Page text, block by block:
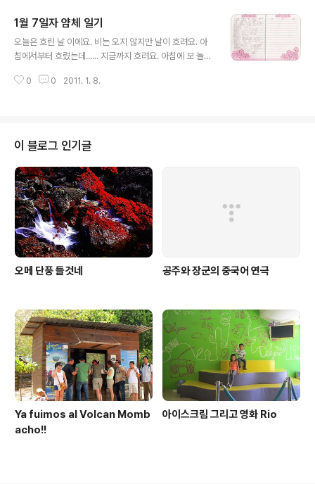
야~ ㅎㅎㅎㅎ 이번에도.. 신발이 무거워서 좀 쉬는거에요~
주로 난간에 매달려서 다니는 장군.. 그래도 즐겁네요^^ 공
주도.. 또 다른 아이들도 난간을 사랑하는 군요~ 열심히 난
답게 시종일관 넘어지고 기어가고 난간에 매달리고 하지만
1월 7일자 얌체 일기
오늘은 흐린 날 이에요. 비는 오지 않지만 날이 흐려요. 아
침에서부터 흐렸는데...... 지금까지 흐려요. 아침에 모 놀지
어요. Racers 논데요. 그레서 Racers을 놀았어요. 놀다
지요? ㅎㅎㅎㅎ 좀 어색한 표현들.. 약간의 틀린 글자들은
이쁘게 봐주세요.
0 0 2011. 1. 8.
이 블로그 인기글
오메 단풍 들것네 공주와 장군의 중국어 연극
Ya fuimos al Volcan Momb
acho!!
아이스크림 그리고 영화 Rio